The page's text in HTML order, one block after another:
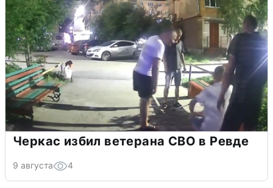
Черкас избил ветерана СВО в Ревде
9 августа 4